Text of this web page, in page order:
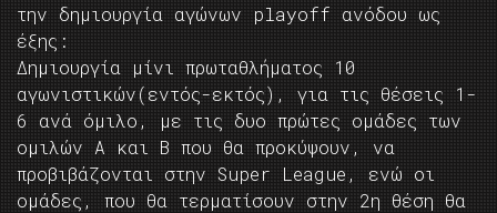
την δημιουργία αγώνων playoff ανόδου ως
έξης:
Δημιουργία μίνι πρωταθλήματος 10
αγωνιστικών(εντός-εκτός), για τις θέσεις 1-
6 ανά όμιλο, με τις δυο πρώτες ομάδες των
ομιλών Α και Β που θα προκύψουν, να
προβιβάζονται στην Super League, ενώ οι
ομάδες, που θα τερματίσουν στην 2η θέση θα